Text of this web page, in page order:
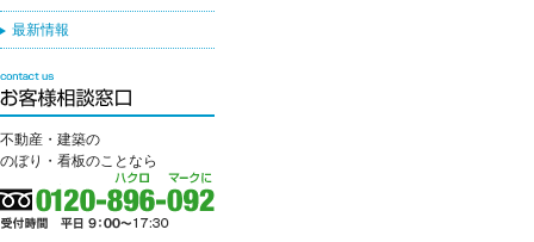
最新情報
不動産・建築の
のぼり・看板のことなら